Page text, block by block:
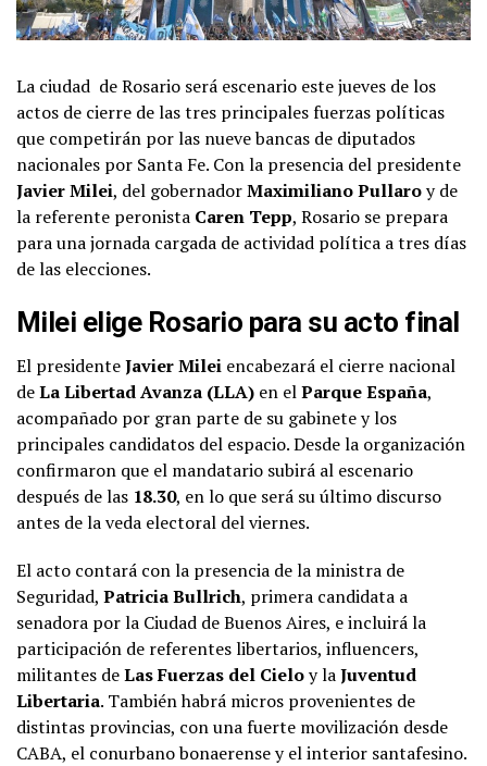
La ciudad de Rosario será escenario este jueves de los
actos de cierre de las tres principales fuerzas políticas
que competirán por las nueve bancas de diputados
nacionales por Santa Fe. Con la presencia del presidente
Javier Milei, del gobernadorMaximiliano Pullaroy de
la referente peronista Caren Tepp, Rosario se prepara
para una jornada cargada de actividad política a tres días
de las elecciones.
Milei elige Rosario para su acto final
El presidenteJavier Milei encabezará el cierre nacional
deLa Libertad Avanza (LLA) en elParque España,
acompañado por gran parte de su gabinete y los
principales candidatos del espacio. Desde la organización
confirmaron que el mandatario subirá al escenario
después de las 18.30, en lo que será su último discurso
antes de la veda electoral del viernes.
El acto contará con la presencia de la ministra de
Seguridad, Patricia Bullrich, primera candidata a
senadora por la Ciudad de Buenos Aires, e incluirá la
participación de referentes libertarios, influencers,
militantes deLas Fuerzas del Cieloy laJuventud
Libertaria. También habrá micros provenientes de
distintas provincias, con una fuerte movilización desde
CABA, el conurbano bonaerense y el interior santafesino.